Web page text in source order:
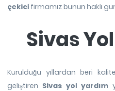
çekici firmamız bunun haklı
Sivas
Kurulduğu yıllardan beri
geliştiren Sivas yol yardım